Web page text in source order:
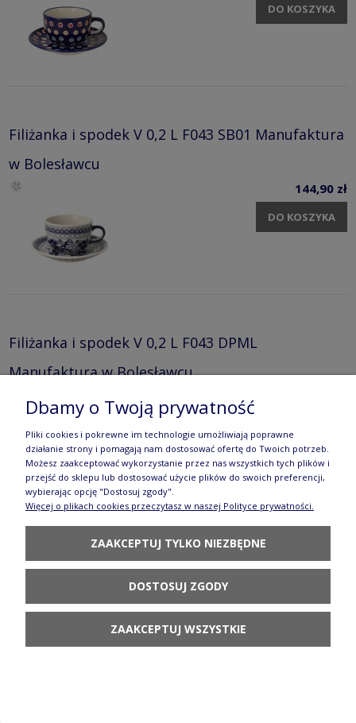
DO KOSZYKA
Filiżanka i spodek V 0,2 L F043 SB01 Manufaktura
w Bolesławcu
144,90 zł
DO KOSZYKA
Filiżanka i spodek V 0,2 L F043 DPML
Manufaktura w Bolesławcu
Filiżanka i spodek V 0,2 L F043 GM13
Manufaktura w Bolesławcu
92,90 zł
Dbamy o Twoją prywatność
Pliki cookies i pokrewne im technologie umożliwiają poprawne
działanie strony i pomagają nam dostosować ofertę do Twoich potrzeb.
Możesz zaakceptować wykorzystanie przez nas wszystkich tych plików i
przejść do sklepu lub dostosować użycie plików do swoich preferencji,
wybierając opcję "Dostosuj zgody".
Więcej o plikach cookies przeczytasz w naszej Polityce prywatności.
ZAAKCEPTUJ TYLKO NIEZBĘDNE
DOSTOSUJ ZGODY
ZAAKCEPTUJ WSZYSTKIE